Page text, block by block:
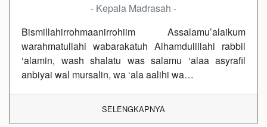
- Kepala Madrasah -
Bismillahirrohmaanirrohiim Assalamu’alaikum
warahmatullahi wabarakatuh Alhamdulillahi rabbil
‘alamin, wash shalatu was salamu ‘alaa asyrafil
anbiyai wal mursalin, wa ‘ala aalihi wa…
SELENGKAPNYA